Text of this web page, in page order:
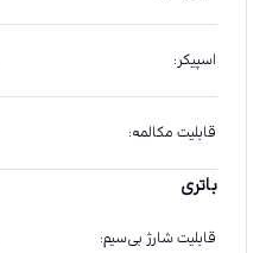
اسپیکر:
قابلیت مکالمه:
باتری
قابلیت شارژ بی‌سیم: